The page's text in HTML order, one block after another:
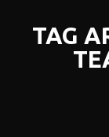
TAG